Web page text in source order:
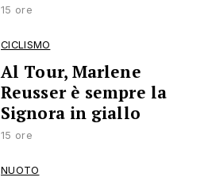
15 ore
CICLISMO
Al Tour, Marlene
Reusser è sempre la
Signora in giallo
15 ore
NUOTO